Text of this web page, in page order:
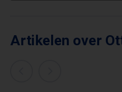
Artikelen over